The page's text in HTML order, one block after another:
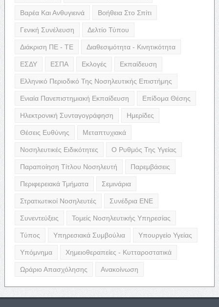
Βαρέα Και Ανθυγιεινά Βοήθεια Στο Σπίτι
Γενική Συνέλευση Δελτίο Τύπου
Διάκριση ΠΕ - ΤΕ Διαθεσιμότητα - Κινητικότητα
ΕΣΔΥ ΕΣΠΑ Εκλογές Εκπαίδευση
Ελληνικό Περιοδικό Της Νοσηλευτικής Επιστήμης
Ενιαία Πανεπιστημιακή Εκπαίδευση Επίδομα Θέσης
Ηλεκτρονική Συνταγογράφηση Ημερίδες
Θέσεις Ευθύνης Μεταπτυχιακά
Νοσηλευτικές Ειδικότητες Ο Ρυθμός Της Υγείας
Παραποίηση Τίτλου Νοσηλευτή Παρεμβάσεις
Περιφερειακά Τμήματα Σεμινάρια
Στρατιωτικοί Νοσηλευτές Συνέδρια ΕΝΕ
Συνεντεύξεις Τομείς Νοσηλευτικής Υπηρεσίας
Τύπος Υπηρεσιακά Συμβούλια Υπουργείο Υγείας
Υπόμνημα Χημειοθεραπείες - Κυτταροστατικά
Ωράριο Απασχόλησης Ανακοίνωση